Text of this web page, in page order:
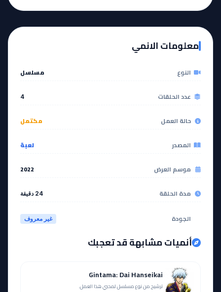
معلومات الانمي
النوع مسلسل
عدد الحلقات 4
حالة العمل مكتمل
المصدر لعبة
موسم العرض 2022
مدة الحلقة 24 دقيقة
الجودة غير معروف
أنميات مشابهة قد تعجبك
Gintama: Dai Hanseikai
ترشيح من نوع مسلسل لمحبي هذا العمل.